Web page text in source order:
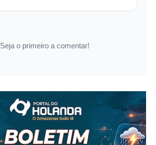
Seja o primeiro a comentar!